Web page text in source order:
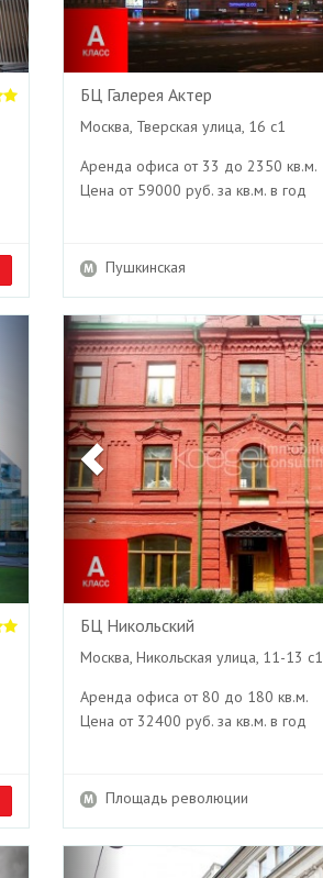
БЦ Галерея Актер
Москва, Тверская улица, 16 с1
Аренда офиса от 33 до 2350 кв.м.
Цена от 59000 руб. за кв.м. в год
Пушкинская
Previous
БЦ Никольский
Москва, Никольская улица, 11-13 с1
Аренда офиса от 80 до 180 кв.м.
Цена от 32400 руб. за кв.м. в год
Площадь революции
Previous